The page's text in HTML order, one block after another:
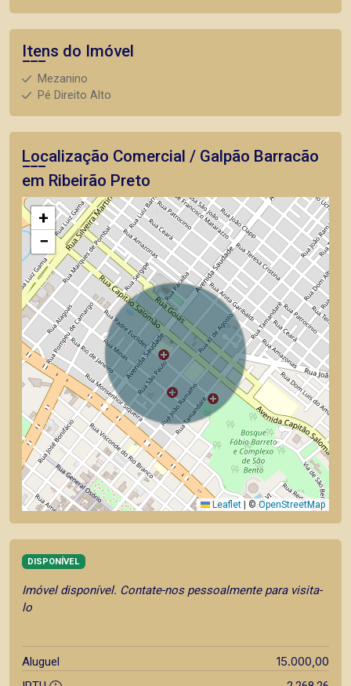
Itens do Imóvel
Mezanino
Pé Direito Alto
Localização Comercial / Galpão Barracão
em Ribeirão Preto
+
−
Leaflet ©OpenStreetMap
DISPONÍVEL
Imóvel disponível. Contate-nos pessoalmente para visita-
lo
Aluguel 15.000,00